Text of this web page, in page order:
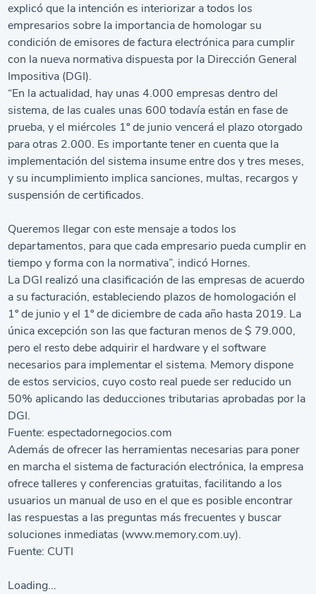
explicó que la intención es interiorizar a todos los
empresarios sobre la importancia de homologar su
condición de emisores de factura electrónica para cumplir
con la nueva normativa dispuesta por la Dirección General
Impositiva (DGI).
“En la actualidad, hay unas 4.000 empresas dentro del
sistema, de las cuales unas 600 todavía están en fase de
prueba, y el miércoles 1º de junio vencerá el plazo otorgado
para otras 2.000. Es importante tener en cuenta que la
implementación del sistema insume entre dos y tres meses,
y su incumplimiento implica sanciones, multas, recargos y
suspensión de certificados.
Queremos llegar con este mensaje a todos los
departamentos, para que cada empresario pueda cumplir en
tiempo y forma con la normativa”, indicó Hornes.
La DGI realizó una clasificación de las empresas de acuerdo
a su facturación, estableciendo plazos de homologación el
1º de junio y el 1º de diciembre de cada año hasta 2019. La
única excepción son las que facturan menos de $ 79.000,
pero el resto debe adquirir el hardware y el software
necesarios para implementar el sistema. Memory dispone
de estos servicios, cuyo costo real puede ser reducido un
50% aplicando las deducciones tributarias aprobadas por la
DGI.
Fuente:espectadornegocios.com
Además de ofrecer las herramientas necesarias para poner
en marcha el sistema de facturación electrónica, la empresa
ofrece talleres y conferencias gratuitas, facilitando a los
usuarios un manual de uso en el que es posible encontrar
las respuestas a las preguntas más frecuentes y buscar
soluciones inmediatas (www.memory.com.uy).
Fuente: CUTI
Loading...